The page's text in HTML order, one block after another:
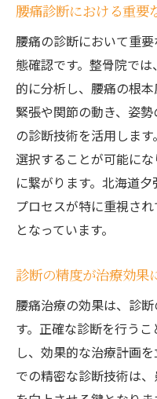
腰痛診断における重要
腰痛の診断において重
態確認です。整骨院で
的に分析し、腰痛の根
緊張や関節の動き、姿
の診断技術を活用しま
選択することが可能に
に繋がります。北海道
プロセスが特に重視さ
となっています。
診断の精度が治療効果
腰痛治療の効果は、診
す。正確な診断を行う
し、効果的な治療計画
での精密な診断技術は